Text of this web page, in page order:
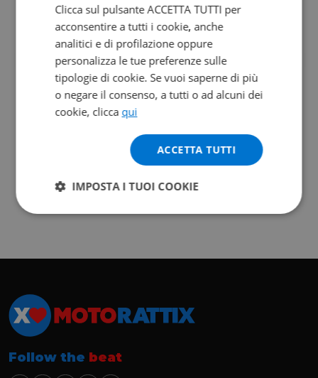
Follow the beat
Clicca sul pulsante ACCETTA TUTTI per
acconsentire a tutti i cookie, anche
analitici e di profilazione oppure
personalizza le tue preferenze sulle
tipologie di cookie. Se vuoi saperne di più
o negare il consenso, a tutti o ad alcuni dei
cookie, clicca qui
ACCETTA TUTTI
IMPOSTA I TUOI COOKIE